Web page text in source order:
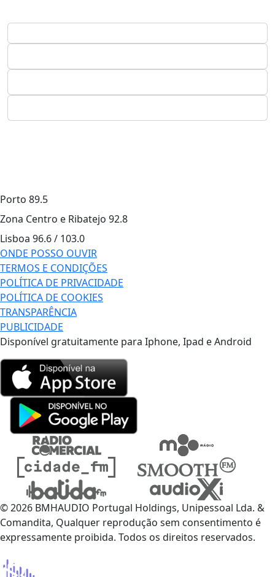
Porto 89.5
Zona Centro e Ribatejo 92.8
Lisboa 96.6 / 103.0
ONDE POSSO OUVIR
TERMOS E CONDIÇÕES
POLÍTICA DE PRIVACIDADE
POLÍTICA DE COOKIES
TRANSPARÊNCIA
PUBLICIDADE
Disponível gratuitamente para Iphone, Ipad e Android
© 2026 BMHAUDIO Portugal Holdings, Unipessoal Lda. &
Comandita, Qualquer reprodução sem consentimento é
expressamente proibida. Todos os direitos reservados.